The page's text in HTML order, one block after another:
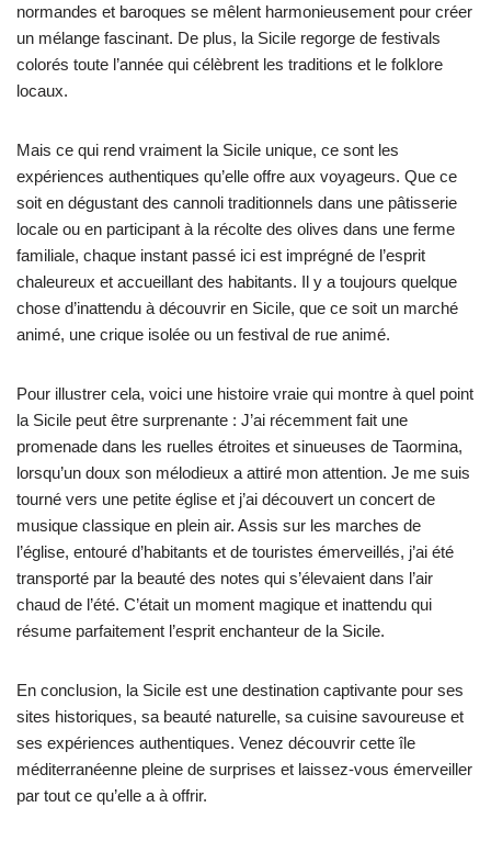
normandes et baroques se mêlent harmonieusement pour créer
un mélange fascinant. De plus, la Sicile regorge de festivals
colorés toute l’année qui célèbrent les traditions et le folklore
locaux.
Mais ce qui rend vraiment la Sicile unique, ce sont les
expériences authentiques qu’elle offre aux voyageurs. Que ce
soit en dégustant des cannoli traditionnels dans une pâtisserie
locale ou en participant à la récolte des olives dans une ferme
familiale, chaque instant passé ici est imprégné de l’esprit
chaleureux et accueillant des habitants. Il y a toujours quelque
chose d’inattendu à découvrir en Sicile, que ce soit un marché
animé, une crique isolée ou un festival de rue animé.
Pour illustrer cela, voici une histoire vraie qui montre à quel point
la Sicile peut être surprenante : J’ai récemment fait une
promenade dans les ruelles étroites et sinueuses de Taormina,
lorsqu’un doux son mélodieux a attiré mon attention. Je me suis
tourné vers une petite église et j’ai découvert un concert de
musique classique en plein air. Assis sur les marches de
l’église, entouré d’habitants et de touristes émerveillés, j’ai été
transporté par la beauté des notes qui s’élevaient dans l’air
chaud de l’été. C’était un moment magique et inattendu qui
résume parfaitement l’esprit enchanteur de la Sicile.
En conclusion, la Sicile est une destination captivante pour ses
sites historiques, sa beauté naturelle, sa cuisine savoureuse et
ses expériences authentiques. Venez découvrir cette île
méditerranéenne pleine de surprises et laissez-vous émerveiller
par tout ce qu’elle a à offrir.